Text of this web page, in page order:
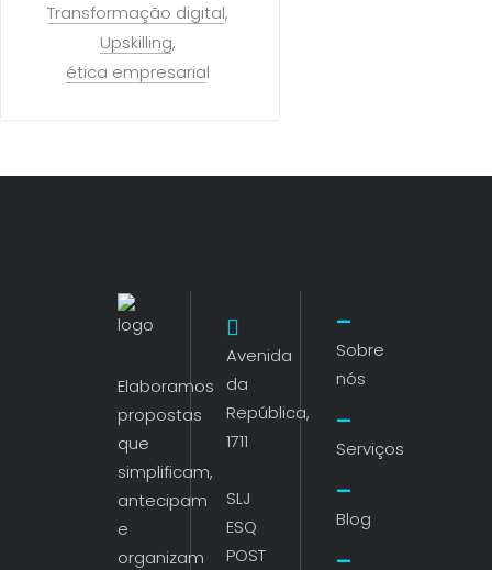
Transformação digital
Upskilling
ética empresarial
Elaboramos
propostas
que
simplificam,
antecipam
e
organizam
Avenida
da
República,
1711
SLJ
ESQ
POST
Sobre
nós
Serviços
Blog